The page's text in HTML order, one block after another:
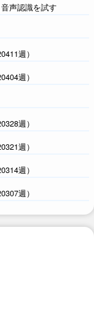
声認識を試す
週）
週）
週）
週）
週）
週）